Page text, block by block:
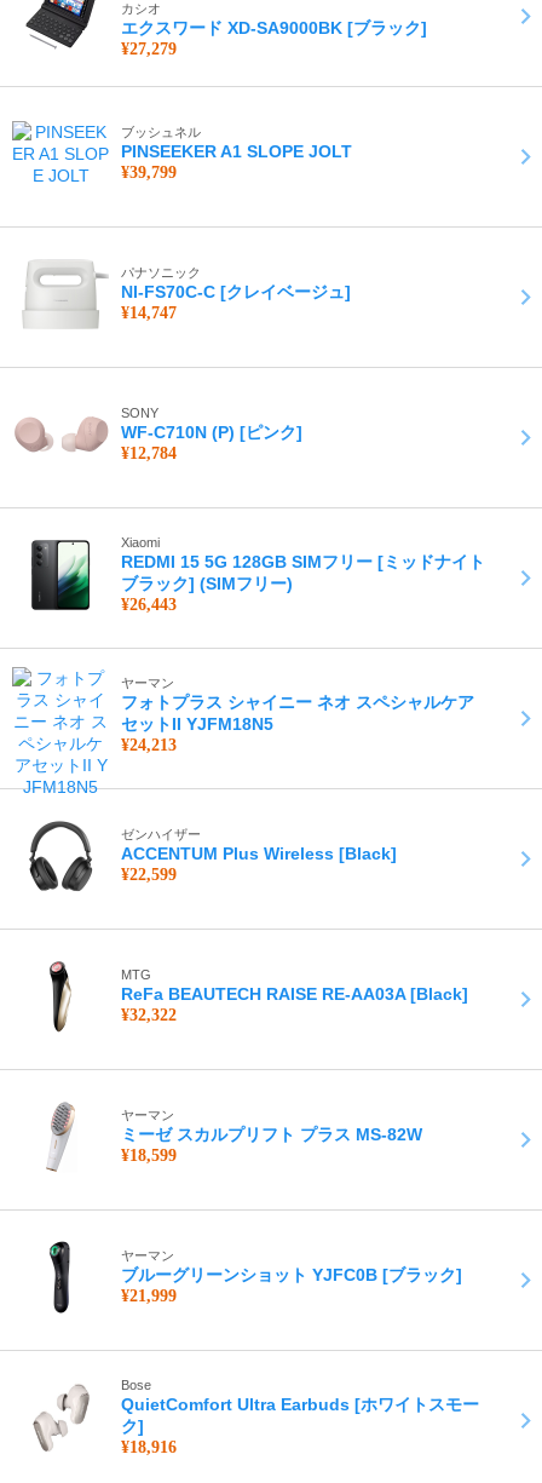
カシオ
エクスワード XD-SA9000BK [ブラック]
¥27,279
ブッシュネル
PINSEEKER A1 SLOPE JOLT
¥39,799
パナソニック
NI-FS70C-C [クレイベージュ]
¥14,747
SONY
WF-C710N (P) [ピンク]
¥12,784
Xiaomi
REDMI 15 5G 128GB SIMフリー [ミッドナイト
ブラック] (SIMフリー)
¥26,443
ヤーマン
フォトプラス シャイニー ネオ スペシャルケア
セットII YJFM18N5
¥24,213
ゼンハイザー
ACCENTUM Plus Wireless [Black]
¥22,599
MTG
ReFa BEAUTECH RAISE RE-AA03A [Black]
¥32,322
ヤーマン
ミーゼ スカルプリフト プラス MS-82W
¥18,599
ヤーマン
ブルーグリーンショット YJFC0B [ブラック]
¥21,999
Bose
QuietComfort Ultra Earbuds [ホワイトスモー
ク]
¥18,916